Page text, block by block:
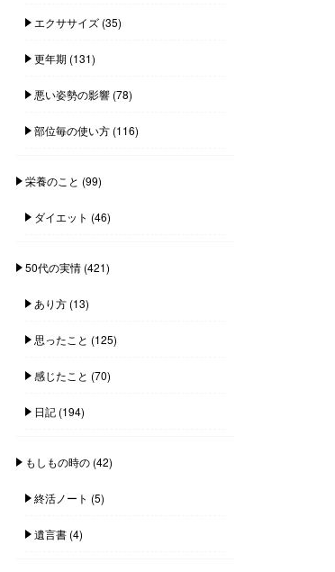
エクササイズ(35)
更年期 (131)
悪い姿勢の影響(78)
部位毎の使い方(116)
栄養のこと (99)
ダイエット (46)
50代の実情(421)
あり方(13)
思ったこと (125)
感じたこと (70)
日記(194)
もしもの時の(42)
終活ノート (5)
遺言書(4)